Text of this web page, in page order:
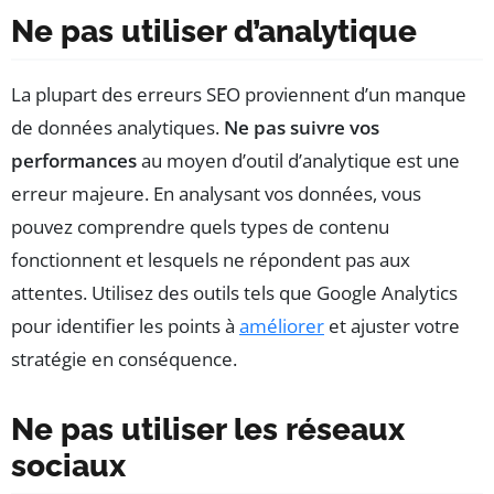
Ne pas utiliser d’analytique
La plupart des erreurs SEO proviennent d’un manque
de données analytiques. Ne pas suivre vos
performancesau moyen d’outil d’analytique est une
erreur majeure. En analysant vos données, vous
pouvez comprendre quels types de contenu
fonctionnent et lesquels ne répondent pas aux
attentes. Utilisez des outils tels que Google Analytics
pour identifier les points à améliorer et ajuster votre
stratégie en conséquence.
Ne pas utiliser les réseaux
sociaux